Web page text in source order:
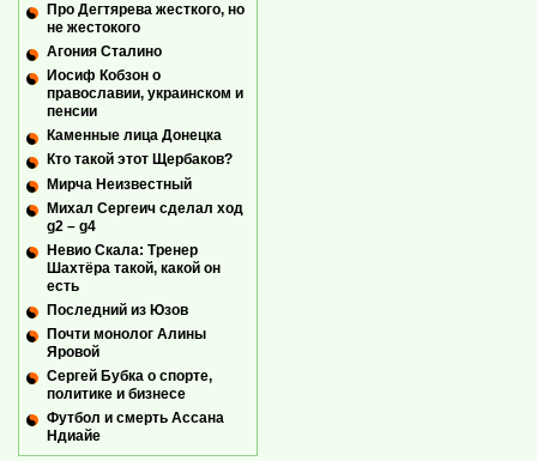
Про Дегтярева жесткого, но
не жестокого
Агония Сталино
Иосиф Кобзон о
православии, украинском и
пенсии
Каменные лица Донецка
Кто такой этот Щербаков?
Мирча Неизвестный
Михал Сергеич сделал ход
g2 – g4
Невио Скала: Тренер
Шахтёра такой, какой он
есть
Последний из Юзов
Почти монолог Алины
Яровой
Сергей Бубка о спорте,
политике и бизнесе
Футбол и смерть Ассана
Ндиайе